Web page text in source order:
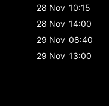
28 Nov 10:15
28 Nov 14:00
29 Nov 08:40
29 Nov 13:00